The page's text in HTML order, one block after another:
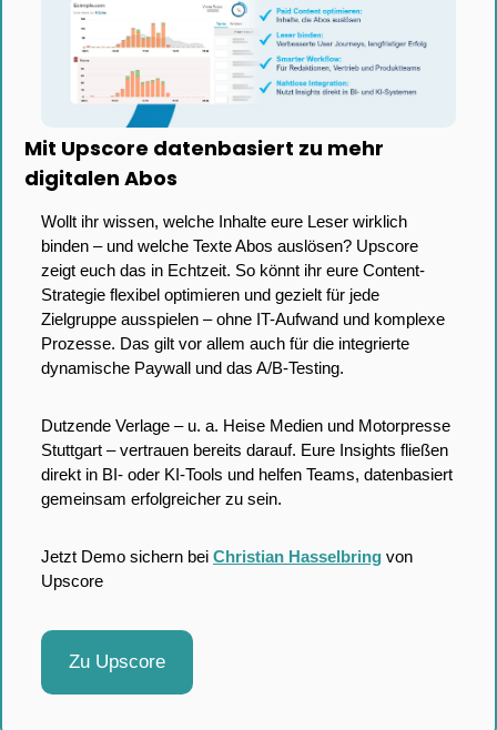
Mit Upscore datenbasiert zu mehr
digitalen Abos
Wollt ihr wissen, welche Inhalte eure Leser wirklich
binden – und welche Texte Abos auslösen? Upscore
zeigt euch das in Echtzeit. So könnt ihr eure Content-
Strategie flexibel optimieren und gezielt für jede
Zielgruppe ausspielen – ohne IT-Aufwand und komplexe
Prozesse. Das gilt vor allem auch für die integrierte
dynamische Paywall und das A/B-Testing.
Dutzende Verlage – u. a. Heise Medien und Motorpresse
Stuttgart – vertrauen bereits darauf. Eure Insights fließen
direkt in BI- oder KI-Tools und helfen Teams, datenbasiert
gemeinsam erfolgreicher zu sein.
Jetzt Demo sichern bei Christian Hasselbring von
Upscore
Zu Upscore